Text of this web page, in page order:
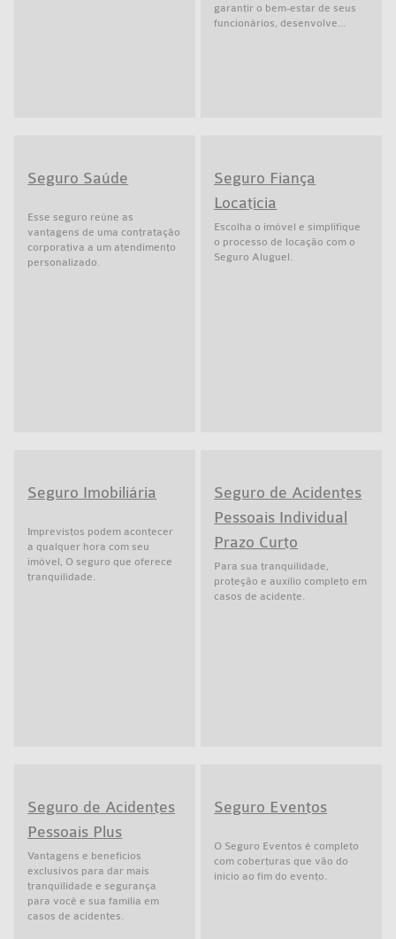
garantir o bem-estar de seus
funcionários, desenvolve...
Seguro Saúde
Esse seguro reúne as
vantagens de uma contratação
corporativa a um atendimento
personalizado.
Seguro Fiança
Locatícia
Escolha o imóvel e simplifique
o processo de locação com o
Seguro Aluguel.
Seguro Imobiliária
Imprevistos podem acontecer
a qualquer hora com seu
imóvel, O seguro que oferece
tranquilidade.
Seguro de Acidentes
Pessoais Individual
Prazo Curto
Para sua tranquilidade,
proteção e auxílio completo em
casos de acidente.
Seguro de Acidentes
Pessoais Plus
Vantagens e benefícios
exclusivos para dar mais
tranquilidade e segurança
para você e sua família em
casos de acidentes.
Seguro Eventos
O Seguro Eventos é completo
com coberturas que vão do
início ao fim do evento.